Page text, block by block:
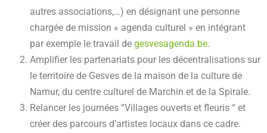
autres associations,…) en désignant une personne
chargée de mission « agenda culturel » en intégrant
par exemple le travail de gesvesagenda.be.
Amplifier les partenariats pour les décentralisations sur
le territoire de Gesves de la maison de la culture de
Namur, du centre culturel de Marchin et de la Spirale.
Relancer les journées “Villages ouverts et fleuris “ et
créer des parcours d’artistes locaux dans ce cadre.